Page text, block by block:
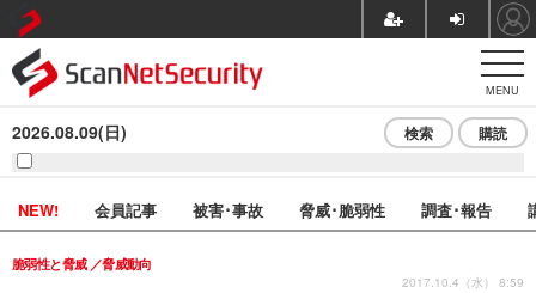
MENU
2026.08.09(日) 検索 購読
NEW! 会員記事 被害･事故 脅威･脆弱性 調査･報告
脆弱性と脅威 脅威動向
2017.10.4（水） 8:59